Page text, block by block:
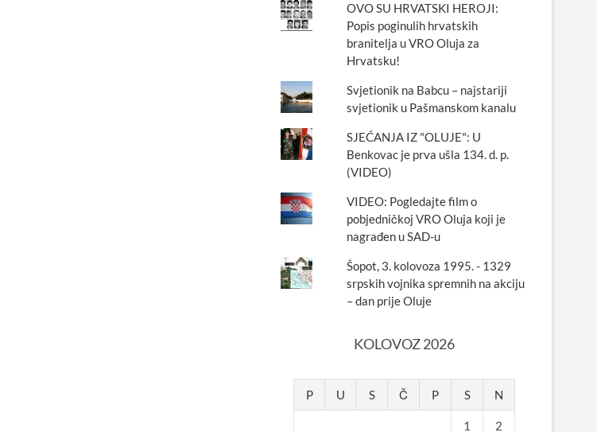
OVO SU HRVATSKI HEROJI:
Popis poginulih hrvatskih
branitelja u VRO Oluja za
Hrvatsku!
Svjetionik na Babcu – najstariji
svjetionik u Pašmanskom kanalu
SJEĆANJA IZ "OLUJE": U
Benkovac je prva ušla 134. d. p.
(VIDEO)
VIDEO: Pogledajte film o
pobjedničkoj VRO Oluja koji je
nagrađen u SAD-u
Šopot, 3. kolovoza 1995. - 1329
srpskih vojnika spremnih na akciju
– dan prije Oluje
KOLOVOZ 2026
P U S Č P S N
1 2